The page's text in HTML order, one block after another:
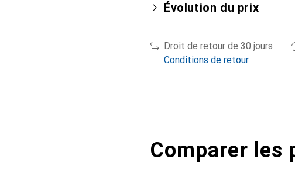
Évolution du prix
Droit de retour de 30 jours
Conditions de retour
Comparer les